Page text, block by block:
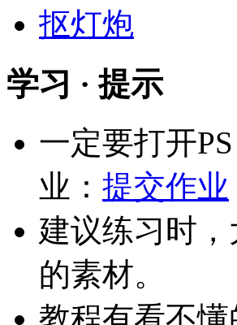
抠灯炮
学习 · 提示
一定要打开
业： 提交作业
建议练习时
的素材。